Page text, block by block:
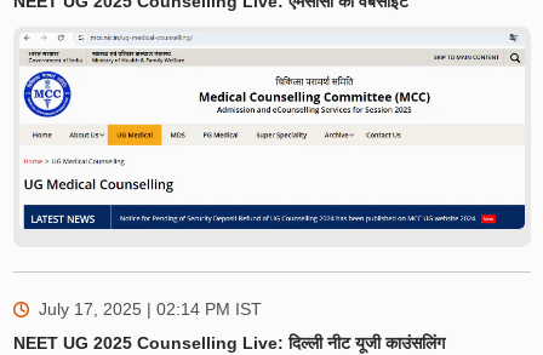
July 17, 2025 | 02:14 PM IST
NEET UG 2025 Counselling Live: दिल्ली नीट यूजी काउंसलिंग